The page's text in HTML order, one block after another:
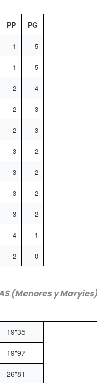
PP PG
1 5
1 5
2 4
2 3
2 3
3 2
3 2
3 2
3 2
4 1
2 0
(Menores y
19"35
19"97
26"81